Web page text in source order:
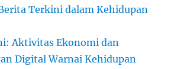
Terkini dalam Kehidupan
Aktivitas Ekonomi dan
Digital Warnai Kehidupan